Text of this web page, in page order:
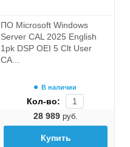
ПО Microsoft Windows
Server CAL 2025 English
1pk DSP OEI 5 Clt User
CA...
В наличии
Кол-во:
28 989руб.
Купить